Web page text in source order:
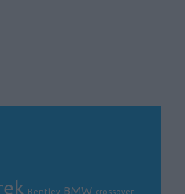
Bentley BMW crossover